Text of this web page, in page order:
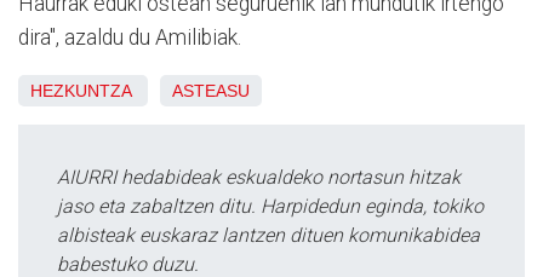
dira", azaldu du Amilibiak.
HEZKUNTZA ASTEASU
AIURRI hedabideak eskualdeko nortasun hitzak
jaso eta zabaltzen ditu. Harpidedun eginda, tokiko
albisteak euskaraz lantzen dituen komunikabidea
babestuko duzu.